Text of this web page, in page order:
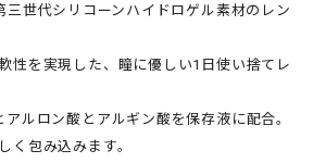
三世代シリコーンハイドロゲル素材のレン
性を実現した、瞳に優しい1日使い捨てレ
ルロン酸とアルギン酸を保存液に配合。
く包み込みます。